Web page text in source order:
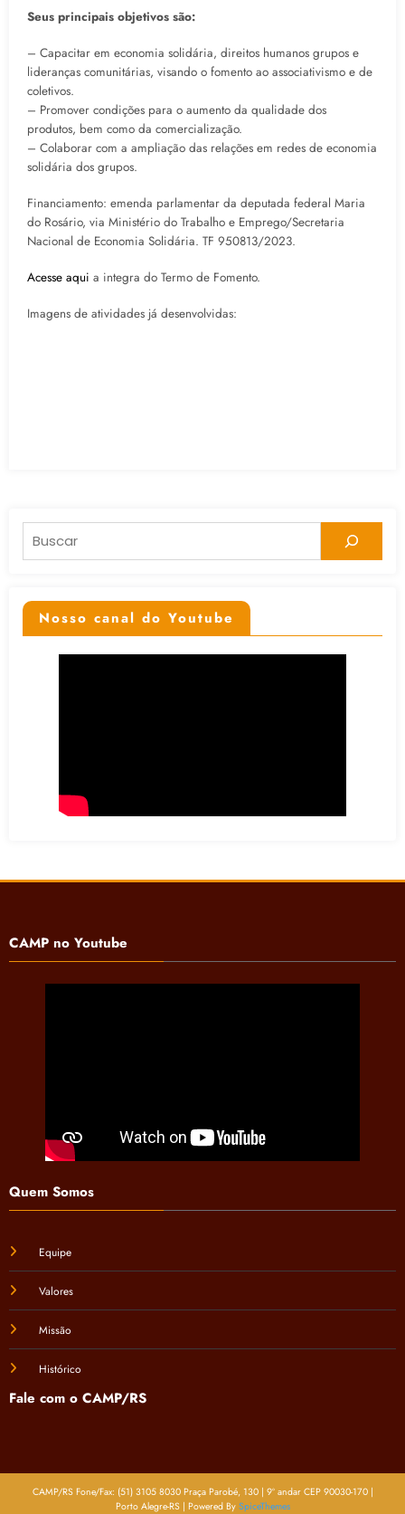
Seus principais objetivos são:
– Capacitar em economia solidária, direitos humanos grupos e
lideranças comunitárias, visando o fomento ao associativismo e de
coletivos.
– Promover condições para o aumento da qualidade dos
produtos, bem como da comercialização.
– Colaborar com a ampliação das relações em redes de economia
solidária dos grupos.
Financiamento: emenda parlamentar da deputada federal Maria
do Rosário, via Ministério do Trabalho e Emprego/Secretaria
Nacional de Economia Solidária. TF 950813/2023.
Acesse aqui a integra do Termo de Fomento.
Imagens de atividades já desenvolvidas:
Pesquisar
Nosso canal do Youtube
CAMP no Youtube
Quem Somos
Equipe
Valores
Missão
Histórico
Fale com o CAMP/RS
CAMP/RS Fone/Fax: (51) 3105 8030 Praça Parobé, 130 | 9º andar CEP 90030-170 |
Porto Alegre-RS | Powered By SpiceThemes